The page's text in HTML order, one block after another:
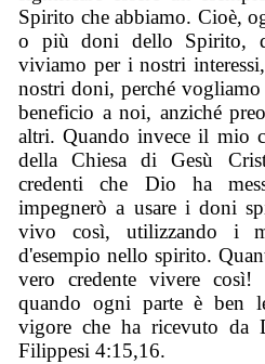
Spirito che abbiamo. Cioè,
o più doni dello Spirito,
viviamo per i nostri
nostri doni, perché
beneficio a noi, anziché
altri. Quando invece il mio
della Chiesa di Gesù
credenti che Dio ha
impegnerò a usare i doni
vivo così, utilizzando i
d'esempio nello spirito.
vero credente vivere così!
quando ogni parte è ben
vigore che ha ricevuto da
Filippesi 4:15,16.